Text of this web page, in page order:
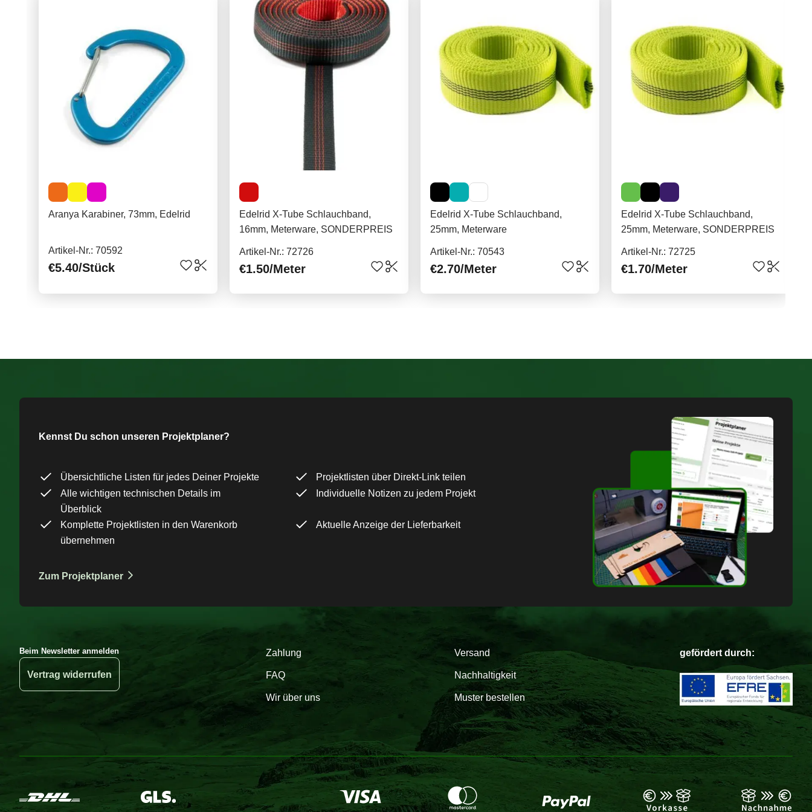
Aranya Karabiner, 73mm, Edelrid
Artikel-Nr.: 70592
€5.40/Stück
Edelrid X-Tube Schlauchband,
16mm, Meterware, SONDERPREIS
Artikel-Nr.: 72726
€1.50/Meter
Edelrid X-Tube Schlauchband,
25mm, Meterware
Artikel-Nr.: 70543
€2.70/Meter
Edelrid X-Tube Schlauchband,
25mm, Meterware, SONDERPREIS
Artikel-Nr.: 72725
€1.70/Meter
Kennst Du schon unseren Projektplaner?
Übersichtliche Listen für jedes Deiner Projekte
Projektlisten über Direkt-Link teilen
Alle wichtigen technischen Details im
Überblick
Individuelle Notizen zu jedem Projekt
Komplette Projektlisten in den Warenkorb
übernehmen
Aktuelle Anzeige der Lieferbarkeit
Zum Projektplaner
Beim Newsletter anmelden
Vertrag widerrufen
Zahlung Versand
FAQ Nachhaltigkeit
Wir über uns Muster bestellen
gefördert durch: